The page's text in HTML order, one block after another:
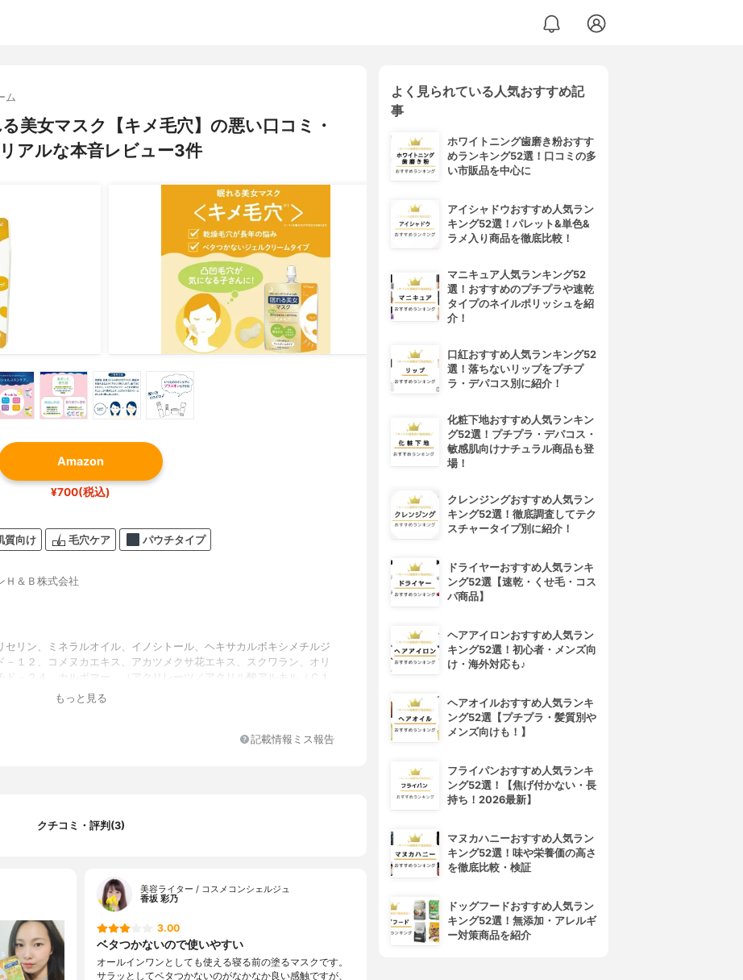
ム
美女マスク【キメ毛穴】の悪い口コミ・
アルな本音レビュー3件
Amazon
¥700(税込)
質向け 毛穴ケア パウチタイプ
Ｈ＆Ｂ株式会社
セリン、ミネラルオイル、イノシトール、ヘキサカルボキシメチルジ
－１２、コメヌカエキス、アカツメクサ花エキス、スクワラン、オリ
ド－２４、カルボマー、（アクリレーツ／アクリル酸アルキル（Ｃ１
））クロスポリマー、ＢＧ、ＰＧ、安息香酸、安息香酸Ｎａ、水酸化
もっと見る
記載情報ミス報告
クチコミ・評判(3)
美容ライター / コスメコンシェルジュ
香坂 彩乃
3.00
ベタつかないので使いやすい
オールインワンとしても使える寝る前の塗るマスクです。
サラッとしてベタつかないのがなかなか良い感触ですが、
よく見られている人気おすすめ記
事
ホワイトニング歯磨き粉おすす
めランキング52選！口コミの多
い市販品を中心に
アイシャドウおすすめ人気ラン
キング52選！パレット&単色&
ラメ入り商品を徹底比較！
マニキュア人気ランキング52
選！おすすめのプチプラや速乾
タイプのネイルポリッシュを紹
介！
口紅おすすめ人気ランキング52
選！落ちないリップをプチプ
ラ・デパコス別に紹介！
化粧下地おすすめ人気ランキン
グ52選！プチプラ・デパコス・
敏感肌向けナチュラル商品も登
場！
クレンジングおすすめ人気ラン
キング52選！徹底調査してテク
スチャータイプ別に紹介！
ドライヤーおすすめ人気ランキ
ング52選【速乾・くせ毛・コス
パ商品】
ヘアアイロンおすすめ人気ラン
キング52選！初心者・メンズ向
け・海外対応も♪
ヘアオイルおすすめ人気ランキ
ング52選【プチプラ・髪質別や
メンズ向けも！】
フライパンおすすめ人気ランキ
ング52選！【焦げ付かない・長
持ち！2026最新】
マヌカハニーおすすめ人気ラン
キング52選！味や栄養価の高さ
を徹底比較・検証
ドッグフードおすすめ人気ラン
キング52選！無添加・アレルギ
ー対策商品を紹介